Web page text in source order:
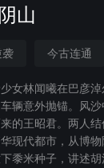
山
袭 今古连通
越时空
女性成
女林闻曦在巴彦淖
辆意外抛锚。风
的王昭君。两人
现代都市，从博
黍米种子，讲述